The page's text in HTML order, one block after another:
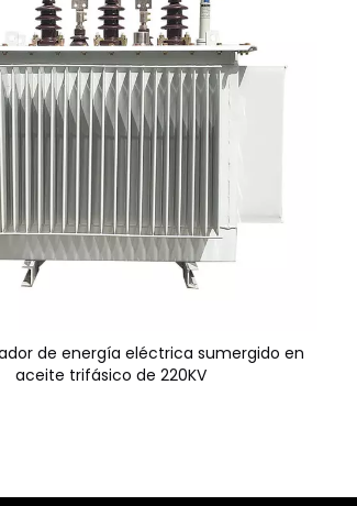
de energía eléctrica sumergido en
aceite trifásico de 220KV